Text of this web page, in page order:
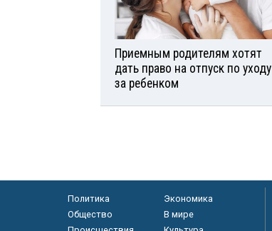
Приемным родителям хотят
дать право на отпуск по уходу
за ребенком
Политика
Экономика
Общество
В мире